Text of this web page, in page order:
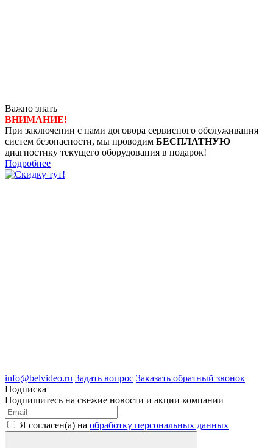
Важно знать
ВНИМАНИЕ!
При заключении с нами договора сервисного обслуживания
систем безопасности, мы проводим БЕСПЛАТНУЮ
диагностику текущего оборудования в подарок!
Подробнее
info@belvideo.ru Задать вопрос Заказать обратный звонок
Подписка
Подпишитесь на свежие новости и акции компании
Я согласен(а) на обработку персональных данных